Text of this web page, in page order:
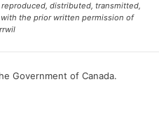
distributed, transmitted,
the prior written permission of
Government of Canada.